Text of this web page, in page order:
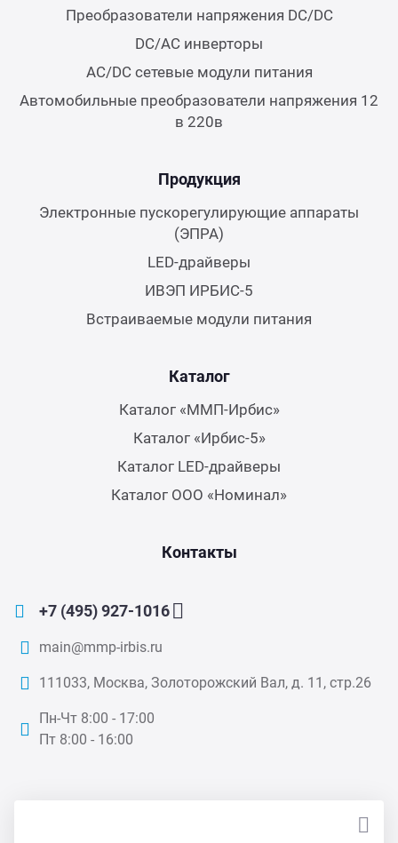
Преобразователи напряжения DC/DC
DC/AC инверторы
AC/DC сетевые модули питания
Автомобильные преобразователи напряжения 12
в 220в
Продукция
Электронные пускорегулирующие аппараты
(ЭПРА)
LED-драйверы
ИВЭП ИРБИС-5
Встраиваемые модули питания
Каталог
Каталог «ММП-Ирбис»
Каталог «Ирбис-5»
Каталог LED-драйверы
Каталог ООО «Номинал»
Контакты
+7 (495) 927-1016
main@mmp-irbis.ru
111033, Москва, Золоторожский Вал, д. 11, стр.26
Пн-Чт 8:00 - 17:00
Пт 8:00 - 16:00